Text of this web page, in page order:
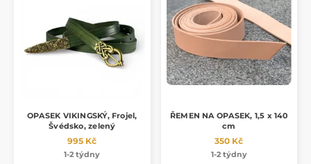
OPASEK VIKINGSKÝ, Frojel,
Švédsko, zelený
995 Kč
1-2 týdny
ŘEMEN NA OPASEK, 1,5 x 140
cm
350 Kč
1-2 týdny